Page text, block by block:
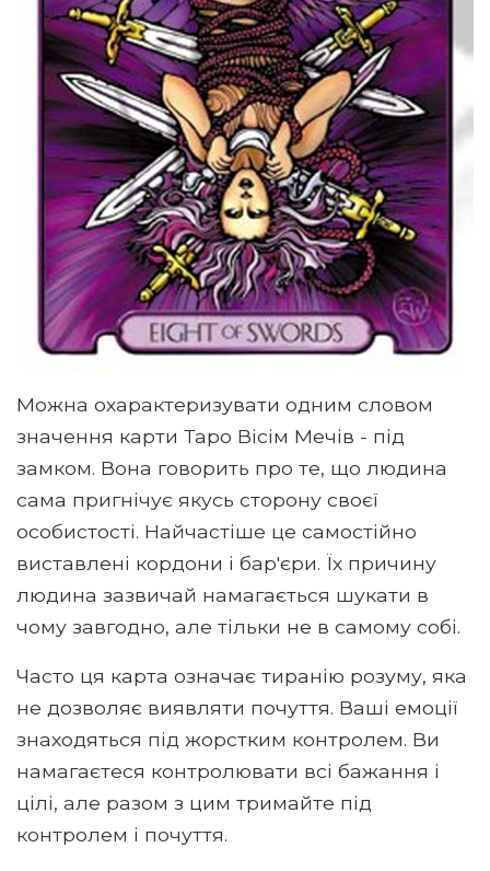
Можна охарактеризувати одним словом
значення карти Таро Вісім Мечів - під
замком. Вона говорить про те, що людина
сама пригнічує якусь сторону своєї
особистості. Найчастіше це самостійно
виставлені кордони і бар'єри. Їх причину
людина зазвичай намагається шукати в
чому завгодно, але тільки не в самому собі.
Часто ця карта означає тиранію розуму, яка
не дозволяє виявляти почуття. Ваші емоції
знаходяться під жорстким контролем. Ви
намагаєтеся контролювати всі бажання і
цілі, але разом з цим тримайте під
контролем і почуття.